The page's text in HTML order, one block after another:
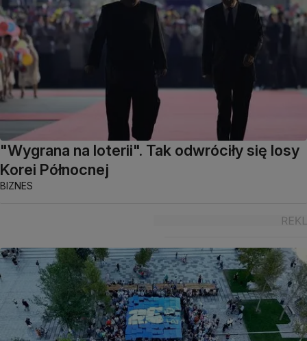
"Wygrana na loterii". Tak odwróciły się losy
Korei Północnej
BIZNES